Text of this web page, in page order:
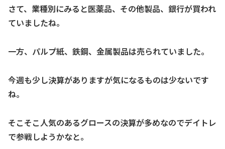
さて、業種別にみると医薬品、その他製品、銀行が買われ
ていましたね。
一方、パルプ紙、鉄鋼、金属製品は売られていました。
今週も少し決算がありますが気になるものは少ないです
ね。
そこそこ人気のあるグロースの決算が多めなのでデイトレ
で参戦しようかなと。